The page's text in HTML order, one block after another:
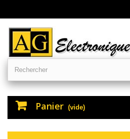
Panier (vide)